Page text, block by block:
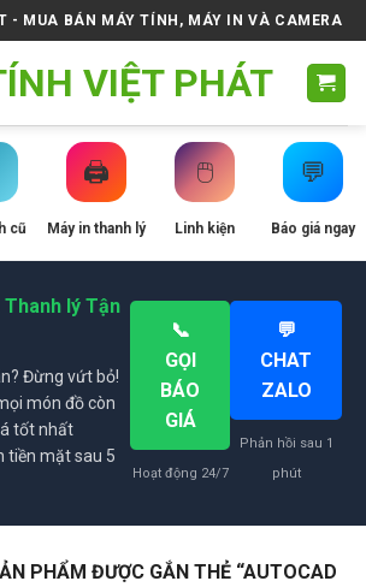
- MUA BÁN MÁY TÍNH, MÁY IN VÀ CAMERA
cũ
🖨️
Máy in thanh lý
🖱️
Linh kiện
💬
Báo giá ngay
lý Tận
Đừng vứt bỏ!
món đồ còn
tốt nhất
tiền mặt sau 5
📞
GỌI
BÁO
GIÁ
Hoạt động 24/7
💬
CHAT
ZALO
Phản hồi sau 1
phút
PHẨM ĐƯỢC GẮN THẺ “AUTOCAD